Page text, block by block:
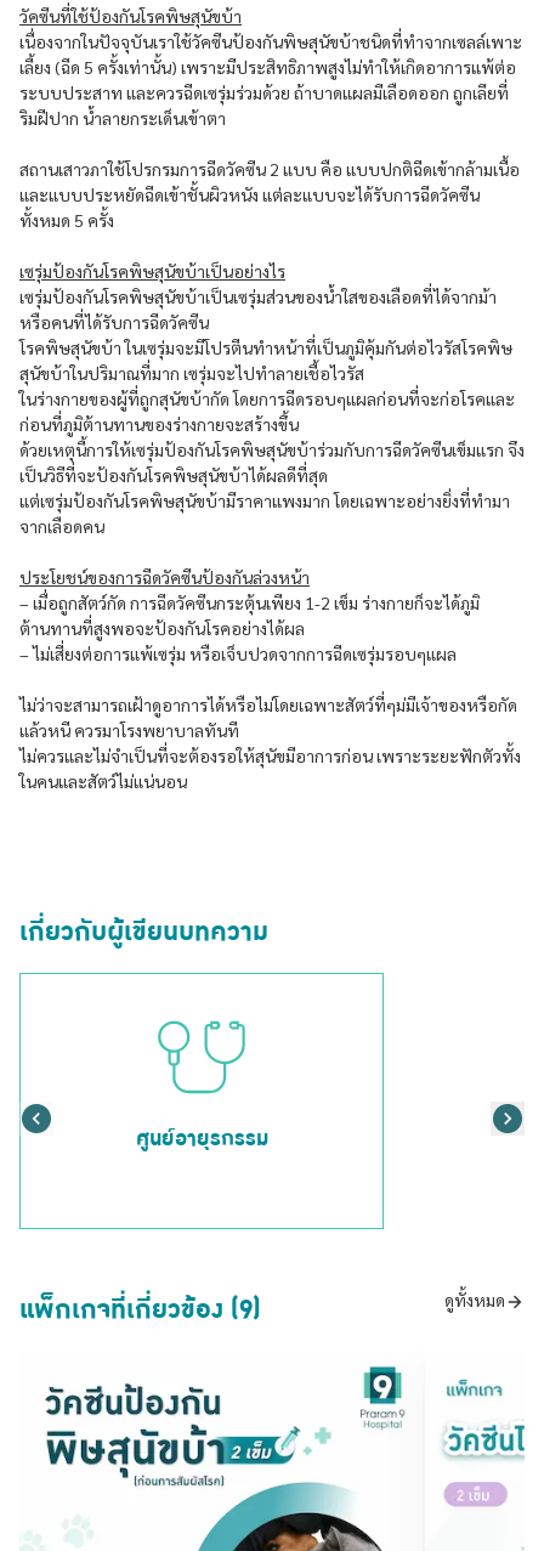
วัคซีนที่ใช้ป้องกันโรคพิษสุนัขบ้า
เนื่องจากในปัจจุบันเราใช้วัคซีนป้องกันพิษสุนัขบ้าชนิดที่ทำจากเซลล์เพาะ
เลี้ยง (ฉีด 5 ครั้งเท่านั้น) เพราะมีประสิทธิภาพสูงไม่ทำให้เกิดอาการแพ้ต่อ
ระบบประสาท และควรฉีดเซรุ่มร่วมด้วย ถ้าบาดแผลมีเลือดออก ถูกเลียที่
ริมฝีปาก น้ำลายกระเด็นเข้าตา
สถานเสาวภาใช้โปรกรมการฉีดวัคซีน 2 แบบ คือ แบบปกติฉีดเข้ากล้ามเนื้อ
และแบบประหยัดฉีดเข้าชั้นผิวหนัง แต่ละแบบจะได้รับการฉีดวัคซีน
ทั้งหมด 5 ครั้ง
เซรุ่มป้องกันโรคพิษสุนัขบ้าเป็นอย่างไร
เซรุ่มป้องกันโรคพิษสุนัขบ้าเป็นเซรุ่มส่วนของน้ำใสของเลือดที่ได้จากม้า
หรือคนที่ได้รับการฉีดวัคซีน
โรคพิษสุนัขบ้า ในเซรุ่มจะมีโปรตีนทำหน้าที่เป็นภูมิคุ้มกันต่อไวรัสโรคพิษ
สุนัขบ้าในปริมาณที่มาก เซรุ่มจะไปทำลายเชื้อไวรัส
ในร่างกายของผู้ที่ถูกสุนัขบ้ากัด โดยการฉีดรอบๆแผลก่อนที่จะก่อโรคและ
ก่อนที่ภูมิต้านทานของร่างกายจะสร้างขึ้น
ด้วยเหตุนี้การให้เซรุ่มป้องกันโรคพิษสุนัขบ้าร่วมกับการฉีดวัคซีนเข็มแรก จึง
เป็นวิธีที่จะป้องกันโรคพิษสุนัขบ้าได้ผลดีที่สุด
แต่เซรุ่มป้องกันโรคพิษสุนัขบ้ามีราคาแพงมาก โดยเฉพาะอย่างยิ่งที่ทำมา
จากเลือดคน
ประโยชน์ของการฉีดวัคซีนป้องกันล่วงหน้า
– เมื่อถูกสัตว์กัด การฉีดวัคซีนกระตุ้นเพียง 1-2 เข็ม ร่างกายก็จะได้ภูมิ
ต้านทานที่สูงพอจะป้องกันโรคอย่างได้ผล
– ไม่เสี่ยงต่อการแพ้เซรุ่ม หรือเจ็บปวดจากการฉีดเซรุ่มรอบๆแผล
ไม่ว่าจะสามารถเฝ้าดูอาการได้หรือไม่โดยเฉพาะสัตว์ที่ๆม่มีเจ้าของหรือกัด
แล้วหนี ควรมาโรงพยาบาลทันที
ไม่ควรและไม่จำเป็นที่จะต้องรอให้สุนัขมีอาการก่อน เพราะระยะฟักตัวทั้ง
ในคนและสัตว์ไม่แน่นอน
เกี่ยวกับผู้เขียนบทความ
ศูนย์อายุรกรรม
แพ็กเกจที่เกี่ยวข้อง (9) ดูทั้งหมด